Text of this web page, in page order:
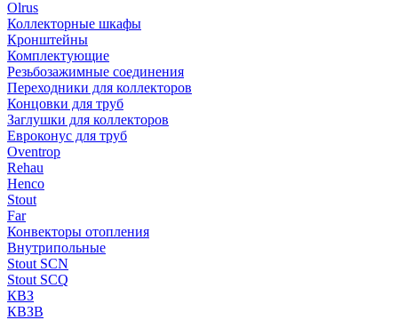
Olrus
Коллекторные шкафы
Кронштейны
Комплектующие
Резьбозажимные соединения
Переходники для коллекторов
Концовки для труб
Заглушки для коллекторов
Евроконус для труб
Oventrop
Rehau
Henco
Stout
Far
Конвекторы отопления
Внутрипольные
Stout SCN
Stout SCQ
КВЗ
КВЗВ